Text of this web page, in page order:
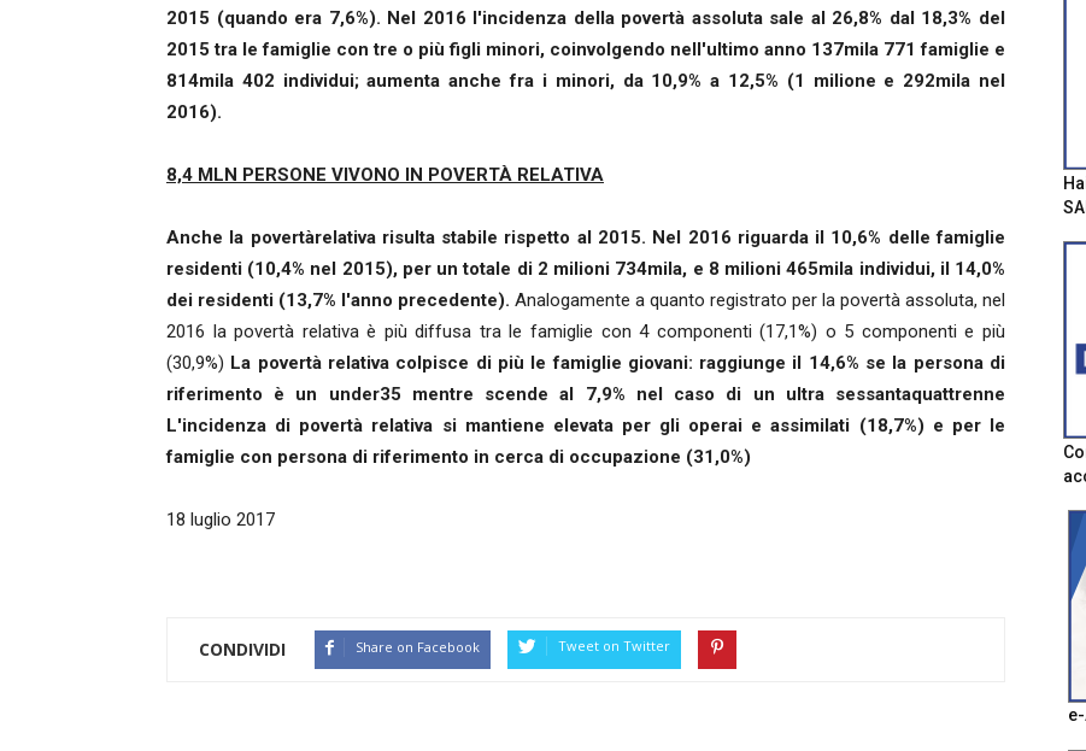
2015 (quando era 7,6%). Nel 2016 l'incidenza della povertà assoluta sale al 26,8% dal 18,3% del
2015 tra le famiglie con tre o più figli minori, coinvolgendo nell'ultimo anno 137mila 771 famiglie e
814mila 402 individui; aumenta anche fra i minori, da 10,9% a 12,5% (1 milione e 292mila nel
2016).
8,4 MLN PERSONE VIVONO IN POVERTÀ RELATIVA
Anche la povertàrelativa risulta stabile rispetto al 2015. Nel 2016 riguarda il 10,6% delle famiglie
residenti (10,4% nel 2015), per un totale di 2 milioni 734mila, e 8 milioni 465mila individui, il 14,0%
dei residenti (13,7% l'anno precedente). Analogamente a quanto registrato per la povertà assoluta, nel
2016 la povertà relativa è più diffusa tra le famiglie con 4 componenti (17,1%) o 5 componenti e più
(30,9%) La povertà relativa colpisce di più le famiglie giovani: raggiunge il 14,6% se la persona di
riferimento è un under35 mentre scende al 7,9% nel caso di un ultra sessantaquattrenne
L'incidenza di povertà relativa si mantiene elevata per gli operai e assimilati (18,7%) e per le
famiglie con persona di riferimento in cerca di occupazione (31,0%)
18 luglio 2017
CONDIVIDI Share on Facebook Tweet on Twitter